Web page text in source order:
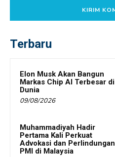
Terbaru
Elon Musk Akan Bangun
Markas Chip AI Terbesar di
Dunia
09/08/2026
Muhammadiyah Hadir
Pertama Kali Perkuat
Advokasi dan Perlindungan
PMI di Malaysia